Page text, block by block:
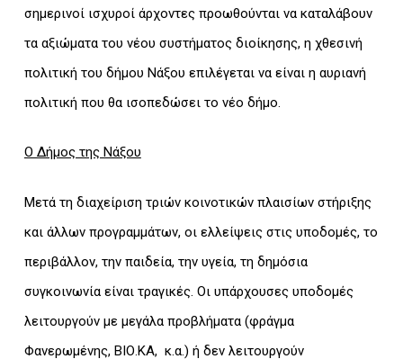
σημερινοί ισχυροί άρχοντες προωθούνται να καταλάβουν
τα αξιώματα του νέου συστήματος διοίκησης, η χθεσινή
πολιτική του δήμου Νάξου επιλέγεται να είναι η αυριανή
πολιτική που θα ισοπεδώσει το νέο δήμο.
Ο Δήμος της Νάξου
Μετά τη διαχείριση τριών κοινοτικών πλαισίων στήριξης
και άλλων προγραμμάτων, οι ελλείψεις στις υποδομές, το
περιβάλλον, την παιδεία, την υγεία, τη δημόσια
συγκοινωνία είναι τραγικές. Οι υπάρχουσες υποδομές
λειτουργούν με μεγάλα προβλήματα (φράγμα
Φανερωμένης, ΒΙΟ.ΚΑ, κ.α.) ή δεν λειτουργούν